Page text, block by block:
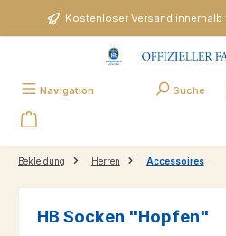
Zum Hauptinhalt springen
Kostenloser Versand
Navigation Suche
Bekleidung Herren Accessoires
HB Socken "Hopfen"